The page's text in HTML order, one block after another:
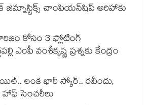
చాంపియన్⁭షిప్ అరిహాకు
కోసం 3 ఫ్లోటింగ్
ఎంపీ వంశీకృష్ణ ప్రశ్నకు కేంద్రం
లంక భారీ స్కోర్.. రవీందు,
సెంచరీలు